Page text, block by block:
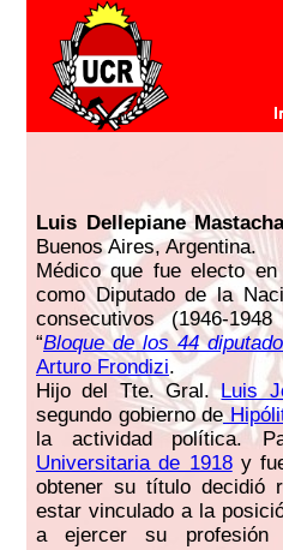
Luis Dellepiane
Buenos Aires, Argentina.
Médico que fue electo
como Diputado de la
consecutivos (1946-
“Bloque de los 44
Arturo Frondizi.
Hijo del Tte. Gral.Luis
segundo gobierno de
la actividad política.
Universitaria de 1918y
obtener su título decidió
estar vinculado a la
a ejercer su profesión